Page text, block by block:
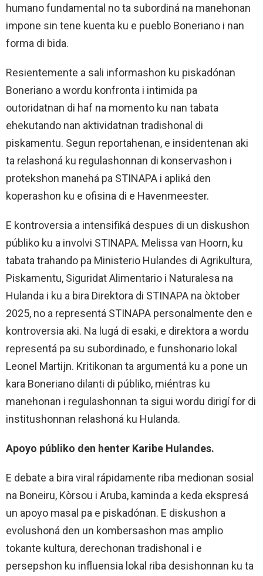
humano fundamental no ta subordiná na manehonan
impone sin tene kuenta ku e pueblo Boneriano i nan
forma di bida.
Resientemente a sali informashon ku piskadónan
Boneriano a wordu konfronta i intimida pa
outoridatnan di haf na momento ku nan tabata
ehekutando nan aktividatnan tradishonal di
piskamentu. Segun reportahenan, e insidentenan aki
ta relashoná ku regulashonnan di konservashon i
protekshon manehá pa STINAPA i apliká den
koperashon ku e ofisina di e Havenmeester.
E kontroversia a intensifiká despues di un diskushon
públiko ku a involvi STINAPA. Melissa van Hoorn, ku
tabata trahando pa Ministerio Hulandes di Agrikultura,
Piskamentu, Siguridat Alimentario i Naturalesa na
Hulanda i ku a bira Direktora di STINAPA na òktober
2025, no a representá STINAPA personalmente den e
kontroversia aki. Na lugá di esaki, e direktora a wordu
representá pa su subordinado, e funshonario lokal
Leonel Martijn. Kritikonan ta argumentá ku a pone un
kara Boneriano dilanti di públiko, miéntras ku
manehonan i regulashonnan ta sigui wordu dirigí for di
institushonnan relashoná ku Hulanda.
Apoyo públiko den henter Karibe Hulandes.
E debate a bira viral rápidamente riba medionan sosial
na Boneiru, Kòrsou i Aruba, kaminda a keda ekspresá
un apoyo masal pa e piskadónan. E diskushon a
evolushoná den un kombersashon mas amplio
tokante kultura, derechonan tradishonal i e
persepshon ku influensia lokal riba desishonnan ku ta